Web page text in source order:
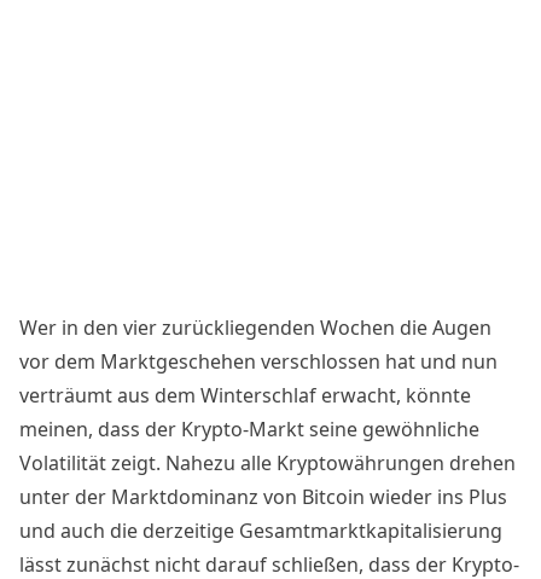
Wer in den vier zurückliegenden Wochen die Augen
vor dem Marktgeschehen verschlossen hat und nun
verträumt aus dem Winterschlaf erwacht, könnte
meinen, dass der Krypto-Markt seine gewöhnliche
Volatilitätzeigt. Nahezu alle Kryptowährungen drehen
unter der Marktdominanz von Bitcoin wieder ins Plus
und auch die derzeitige Gesamtmarktkapitalisierung
lässt zunächst nicht darauf schließen, dass der Krypto-